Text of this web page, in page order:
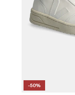
-50%